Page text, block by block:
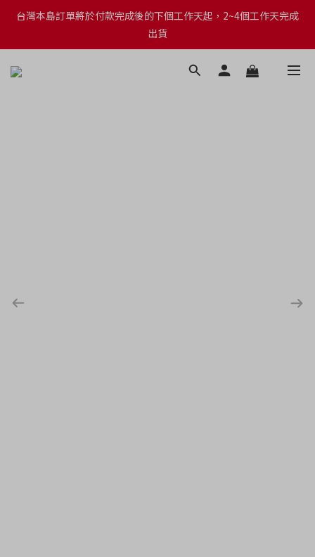
台灣本島訂單將於付款完成後的下個工作天起，2~4個工作天完成
出貨
出貨